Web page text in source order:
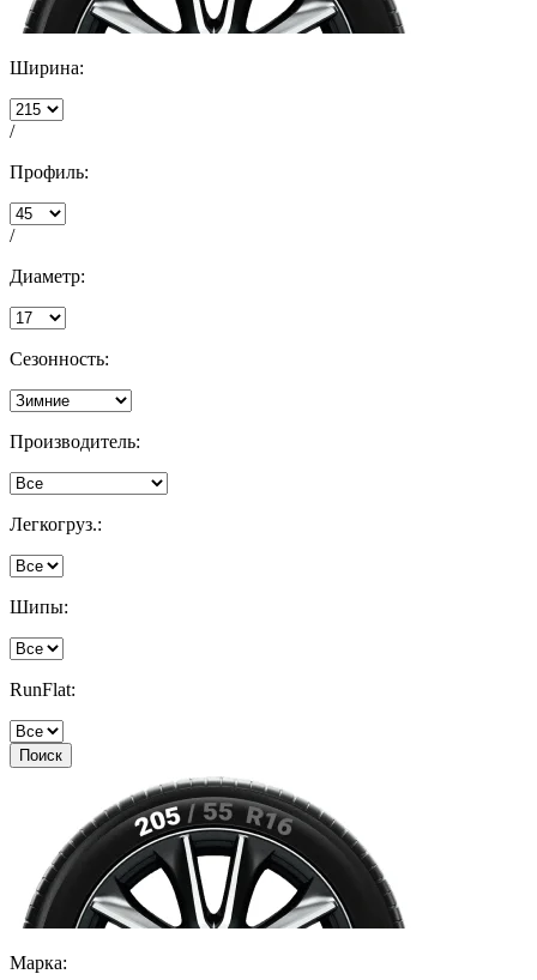
Ширина:
/
Профиль:
/
Диаметр:
Сезонность:
Производитель:
Легкогруз.:
Шипы:
RunFlat:
Поиск
Марка: